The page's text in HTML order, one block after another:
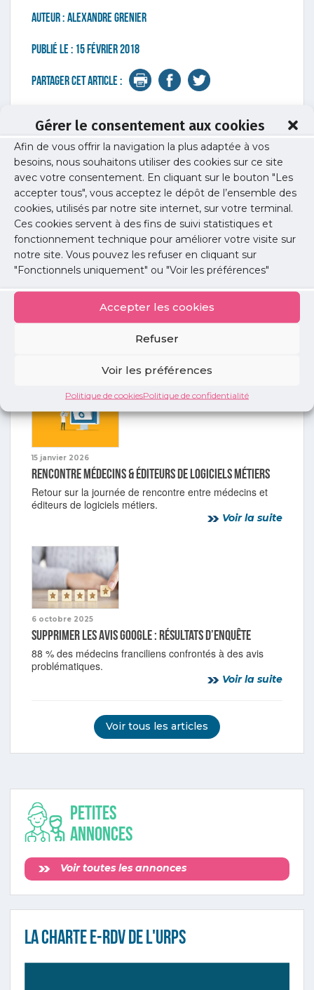
Gérer le consentement aux cookies
Afin de vous offrir la navigation la plus adaptée à vos
besoins, nous souhaitons utiliser des cookies sur ce site
avec votre consentement. En cliquant sur le bouton "Les
accepter tous", vous acceptez le dépôt de l’ensemble des
cookies, utilisés par notre site internet, sur votre terminal.
Ces cookies servent à des fins de suivi statistiques et
fonctionnement technique pour améliorer votre visite sur
notre site. Vous pouvez les refuser en cliquant sur
"Fonctionnels uniquement" ou "Voir les préférences"
Accepter les cookies
Refuser
Voir les préférences
Politique de cookiesPolitique de confidentialité
Auteur : Alexandre Grenier
Publié le : 15 février 2018
Partager cet article :
Toutes les actus précédentes
E-santé
Club des médecins bêta-testeurs
15 janvier 2026
Rencontre médecins & éditeurs de logiciels métiers
Retour sur la journée de rencontre entre médecins et
éditeurs de logiciels métiers.
Voir la suite
6 octobre 2025
Supprimer les avis Google : résultats d’enquête
88 % des médecins franciliens confrontés à des avis
problématiques.
Voir la suite
Voir tous les articles
Petites
annonces
Voir toutes les annonces
La Charte e-RDV de l'URPS